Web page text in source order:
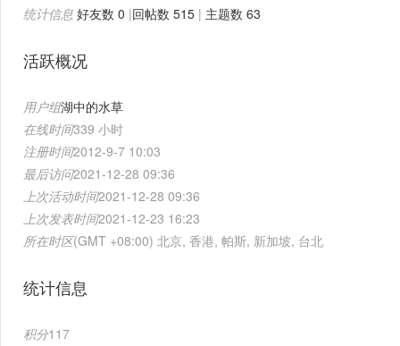
络
统计信息 好友数 0 |回帖数 515 | 主题数 63
活跃概况
用户组湖中的水草
在线时间339 小时
注册时间2012-9-7 10:03
最后访问2021-12-28 09:36
上次活动时间2021-12-28 09:36
上次发表时间2021-12-23 16:23
所在时区(GMT +08:00) 北京, 香港, 帕斯, 新加坡, 台北
统计信息
积分117